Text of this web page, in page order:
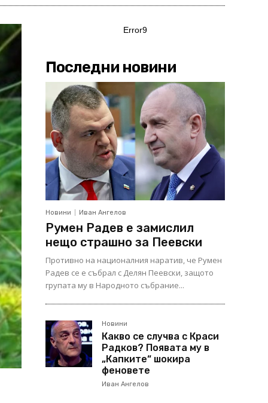
Error9
Последни новини
Новини Иван Ангелов
Румен Радев е замислил
нещо страшно за Пеевски
Противно на националния наратив, че Румен
Радев се е събрал с Делян Пеевски, защото
групата му в Народното събрание...
Новини
Какво се случва с Краси
Радков? Появата му в
„Капките“ шокира
феновете
Иван Ангелов